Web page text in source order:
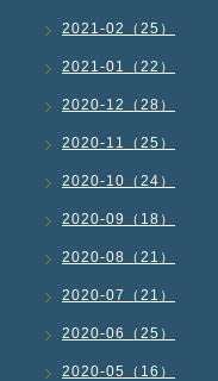
2021-02（25）
2021-01（22）
2020-12（28）
2020-11（25）
2020-10（24）
2020-09（18）
2020-08（21）
2020-07（21）
2020-06（25）
2020-05（16）